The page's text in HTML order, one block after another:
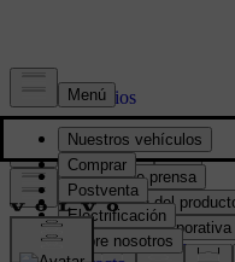
Prensa y Medios
Material de prensa
Información del
Información corporativa
Contacto de medios